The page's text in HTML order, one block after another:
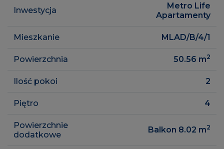
Inwestycja
Metro Life
Apartamenty
Mieszkanie MLAD/B/4/1
Powierzchnia 50.56 m2
Ilość pokoi 2
Piętro 4
Powierzchnie
dodatkowe
Balkon 8.02 m2